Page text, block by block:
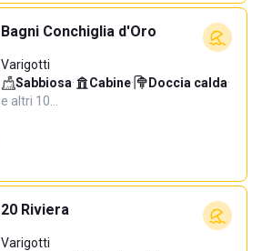
Bagni Conchiglia d'Oro
Varigotti
Sabbiosa· Cabine· Doccia calda·
e altri 10…
20 Riviera
Varigotti